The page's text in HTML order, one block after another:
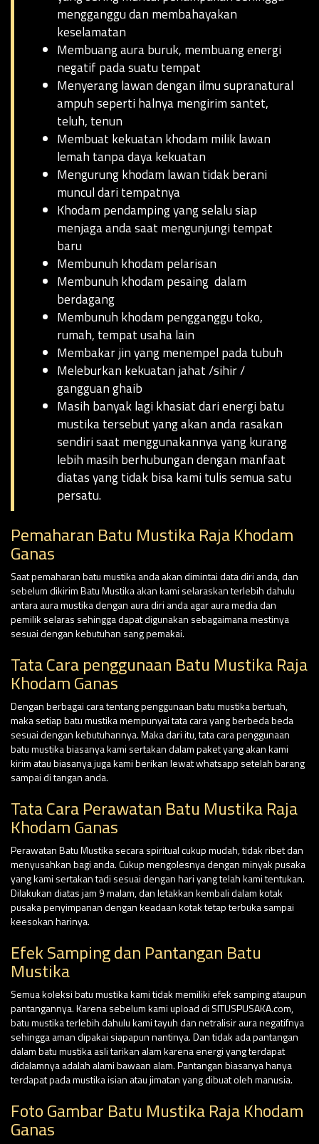
mengganggu dan membahayakan
keselamatan
Membuang aura buruk, membuang energi
negatif pada suatu tempat
Menyerang lawan dengan ilmu supranatural
ampuh seperti halnya mengirim santet,
teluh, tenun
Membuat kekuatan khodam milik lawan
lemah tanpa daya kekuatan
Mengurung khodam lawan tidak berani
muncul dari tempatnya
Khodam pendamping yang selalu siap
menjaga anda saat mengunjungi tempat
baru
Membunuh khodam pelarisan
Membunuh khodam pesaing dalam
berdagang
Membunuh khodam pengganggu toko,
rumah, tempat usaha lain
Membakar jin yang menempel pada tubuh
Meleburkan kekuatan jahat /sihir /
gangguan ghaib
Masih banyak lagi khasiat dari energi batu
mustika tersebut yang akan anda rasakan
sendiri saat menggunakannya yang kurang
lebih masih berhubungan dengan manfaat
diatas yang tidak bisa kami tulis semua satu
persatu.
Pemaharan Batu Mustika Raja Khodam
Ganas
Saat pemaharan batu mustika anda akan dimintai data diri anda, dan
sebelum dikirim Batu Mustika akan kami selaraskan terlebih dahulu
antara aura mustika dengan aura diri anda agar aura media dan
pemilik selaras sehingga dapat digunakan sebagaimana mestinya
sesuai dengan kebutuhan sang pemakai.
Tata Cara penggunaan Batu Mustika Raja
Khodam Ganas
Dengan berbagai cara tentang penggunaan batu mustika bertuah,
maka setiap batu mustika mempunyai tata cara yang berbeda beda
sesuai dengan kebutuhannya. Maka dari itu, tata cara penggunaan
batu mustika biasanya kami sertakan dalam paket yang akan kami
kirim atau biasanya juga kami berikan lewat whatsapp setelah barang
sampai di tangan anda.
Tata Cara Perawatan Batu Mustika Raja
Khodam Ganas
Perawatan Batu Mustika secara spiritual cukup mudah, tidak ribet dan
menyusahkan bagi anda. Cukup mengolesnya dengan minyak pusaka
yang kami sertakan tadi sesuai dengan hari yang telah kami tentukan.
Dilakukan diatas jam 9 malam, dan letakkan kembali dalam kotak
pusaka penyimpanan dengan keadaan kotak tetap terbuka sampai
keesokan harinya.
Efek Samping dan Pantangan Batu
Mustika
Semua koleksi batu mustika kami tidak memiliki efek samping ataupun
pantangannya. Karena sebelum kami upload di SITUSPUSAKA.com,
batu mustika terlebih dahulu kami tayuh dan netralisir aura negatifnya
sehingga aman dipakai siapapun nantinya. Dan tidak ada pantangan
dalam batu mustika asli tarikan alam karena energi yang terdapat
didalamnya adalah alami bawaan alam. Pantangan biasanya hanya
terdapat pada mustika isian atau jimatan yang dibuat oleh manusia.
Foto Gambar Batu Mustika Raja Khodam
Ganas